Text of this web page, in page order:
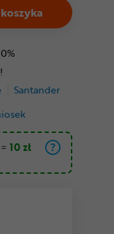
Santander
= 10 zł